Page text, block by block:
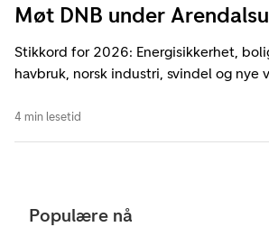
Møt DNB under
Stikkord for 2026: Energisikkerhet,
havbruk, norsk industri, svindel og nye
4 min lesetid
Populære nå